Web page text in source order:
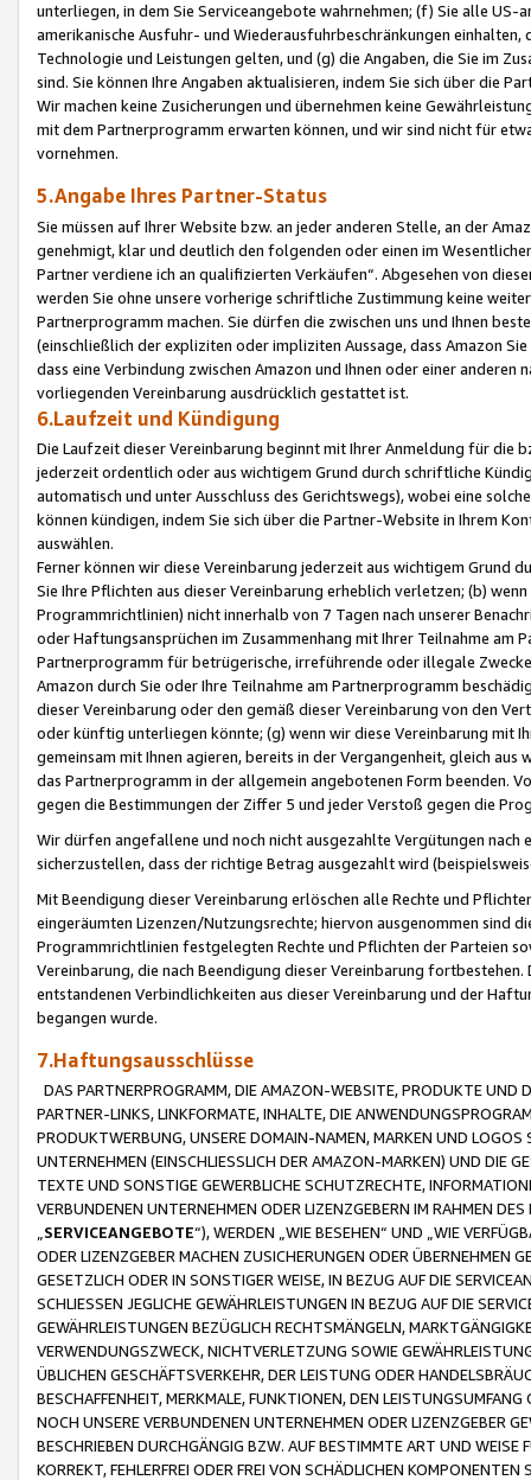
unterliegen, in dem Sie Serviceangebote wahrnehmen; (f) Sie alle
amerikanische Ausfuhr- und Wiederausfuhrbeschränkungen
Technologie und Leistungen gelten, und (g) die Angaben, die Sie im
sind. Sie können Ihre Angaben aktualisieren, indem Sie sich über die
Wir machen keine Zusicherungen und übernehmen keine
mit dem Partnerprogramm erwarten können, und wir sind nicht für
vornehmen.
5.Angabe Ihres Partner-Status
Sie müssen auf Ihrer Website bzw. an jeder anderen Stelle, an der
genehmigt, klar und deutlich den folgenden oder einen im
Partner verdiene ich an qualifizierten Verkäufen“. Abgesehen von
werden Sie ohne unsere vorherige schriftliche Zustimmung keine
Partnerprogramm machen. Sie dürfen die zwischen uns und Ihnen
(einschließlich der expliziten oder impliziten Aussage, dass Amazon
dass eine Verbindung zwischen Amazon und Ihnen oder einer
vorliegenden Vereinbarung ausdrücklich gestattet ist.
6.Laufzeit und Kündigung
Die Laufzeit dieser Vereinbarung beginnt mit Ihrer Anmeldung für die
jederzeit ordentlich oder aus wichtigem Grund durch schriftliche
automatisch und unter Ausschluss des Gerichtswegs), wobei eine
können kündigen, indem Sie sich über die Partner-Website in Ihrem
auswählen.
Ferner können wir diese Vereinbarung jederzeit aus wichtigem Grund
Sie Ihre Pflichten aus dieser Vereinbarung erheblich verletzen; (b)
Programmrichtlinien) nicht innerhalb von 7 Tagen nach unserer
oder Haftungsansprüchen im Zusammenhang mit Ihrer Teilnahme am
Partnerprogramm für betrügerische, irreführende oder illegale
Amazon durch Sie oder Ihre Teilnahme am Partnerprogramm
dieser Vereinbarung oder den gemäß dieser Vereinbarung von den
oder künftig unterliegen könnte; (g) wenn wir diese Vereinbarung mit
gemeinsam mit Ihnen agieren, bereits in der Vergangenheit, gleich
das Partnerprogramm in der allgemein angebotenen Form beenden.
gegen die Bestimmungen der Ziffer 5 und jeder Verstoß gegen die
Wir dürfen angefallene und noch nicht ausgezahlte Vergütungen
sicherzustellen, dass der richtige Betrag ausgezahlt wird
Mit Beendigung dieser Vereinbarung erlöschen alle Rechte und
eingeräumten Lizenzen/Nutzungsrechte; hiervon ausgenommen sind
Programmrichtlinien festgelegten Rechte und Pflichten der Parteien
Vereinbarung, die nach Beendigung dieser Vereinbarung
entstandenen Verbindlichkeiten aus dieser Vereinbarung und der
begangen wurde.
7.Haftungsausschlüsse
DAS PARTNERPROGRAMM, DIE AMAZON-WEBSITE, PRODUKTE UND
PARTNER-LINKS, LINKFORMATE, INHALTE, DIE
PRODUKTWERBUNG, UNSERE DOMAIN-NAMEN, MARKEN UND
UNTERNEHMEN (EINSCHLIESSLICH DER AMAZON-MARKEN) UND DIE
TEXTE UND SONSTIGE GEWERBLICHE SCHUTZRECHTE,
VERBUNDENEN UNTERNEHMEN ODER LIZENZGEBERN IM RAHMEN
SERVICEANGEBOTE“), WERDEN „WIE BESEHEN“ UND „WIE
ODER LIZENZGEBER MACHEN ZUSICHERUNGEN ODER ÜBERNEHMEN
GESETZLICH ODER IN SONSTIGER WEISE, IN BEZUG AUF DIE
SCHLIESSEN JEGLICHE GEWÄHRLEISTUNGEN IN BEZUG AUF DIE
GEWÄHRLEISTUNGEN BEZÜGLICH RECHTSMÄNGELN,
VERWENDUNGSZWECK, NICHTVERLETZUNG SOWIE
ÜBLICHEN GESCHÄFTSVERKEHR, DER LEISTUNG ODER
BESCHAFFENHEIT, MERKMALE, FUNKTIONEN, DEN
NOCH UNSERE VERBUNDENEN UNTERNEHMEN ODER LIZENZGEBER
BESCHRIEBEN DURCHGÄNGIG BZW. AUF BESTIMMTE ART UND
KORREKT, FEHLERFREI ODER FREI VON SCHÄDLICHEN